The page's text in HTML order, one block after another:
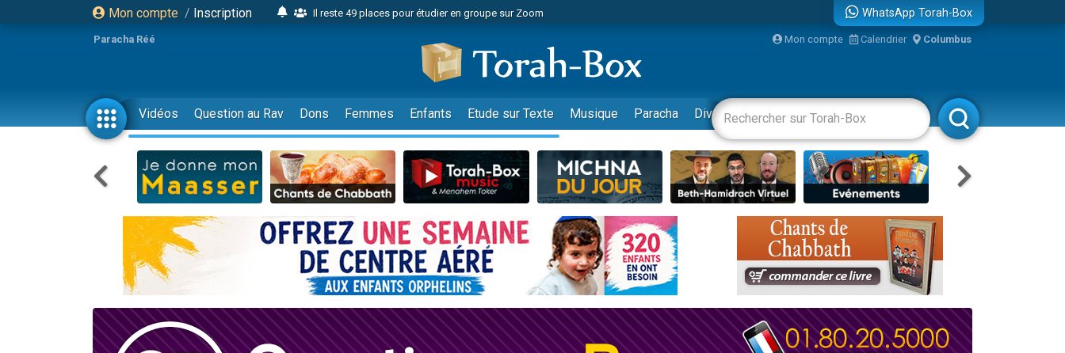
Mon compte / Inscription
Il reste 49 places pour étudier en groupe sur Zoom
2 personnes viennent de nous rejoindre sur WhatsApp
6 personnes viennent de nous rejoindre sur WhatsApp
4 personnes viennent de faire un don pour Reloger Rivka, 6 enfants, victime de violences...
2 personnes viennent de faire un don pour 1 Journée de Vacances Pour les Enfants
17 personnes viennent de demander une bénédiction
4 personnes viennent de nous rejoindre sur WhatsApp
Il reste 49 places pour étudier en groupe sur Zoom
Eva vient de donner son Maasser
4 personnes viennent de nous rejoindre sur WhatsApp
3 personnes viennent de nous rejoindre sur WhatsApp
Odaya vient de donner son Maasser
3 personnes viennent de faire un don pour 5 jours de vacances aux Orphelins
2 personnes viennent de nous rejoindre sur WhatsApp
WhatsApp Torah-Box
Paracha Réé Mon compte Calendrier Columbus
Vidéos Question au Rav Dons Femmes Enfants Etude sur Texte Musique Paracha Divertissements Livres Rabbanim